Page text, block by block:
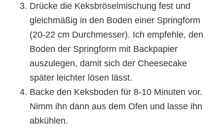
Drücke die Keksbröselmischung fest und
gleichmäßig in den Boden einer Springform
(20-22 cm Durchmesser). Ich empfehle, den
Boden der Springform mit Backpapier
auszulegen, damit sich der Cheesecake
später leichter lösen lässt.
Backe den Keksboden für 8-10 Minuten vor.
Nimm ihn dann aus dem Ofen und lasse ihn
abkühlen.